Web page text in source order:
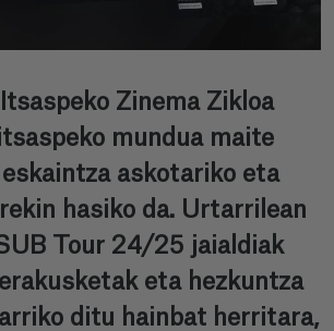
Zinema Zikloa
mundua maite
askotariko eta
hasiko da. Urtarrilean
Tour 24/25 jaialdiak
eta hezkuntza
ditu hainbat herritara,